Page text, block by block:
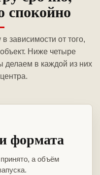
спокойно
зависимости от того,
Ниже четыре
делаем в каждой из них
формата
а объём